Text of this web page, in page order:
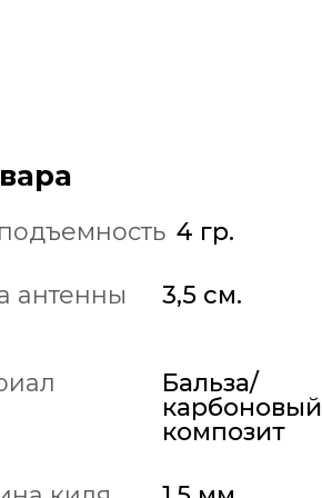
4 гр.
антенны 3,5 см.
Бальза/
карбоновый
композит